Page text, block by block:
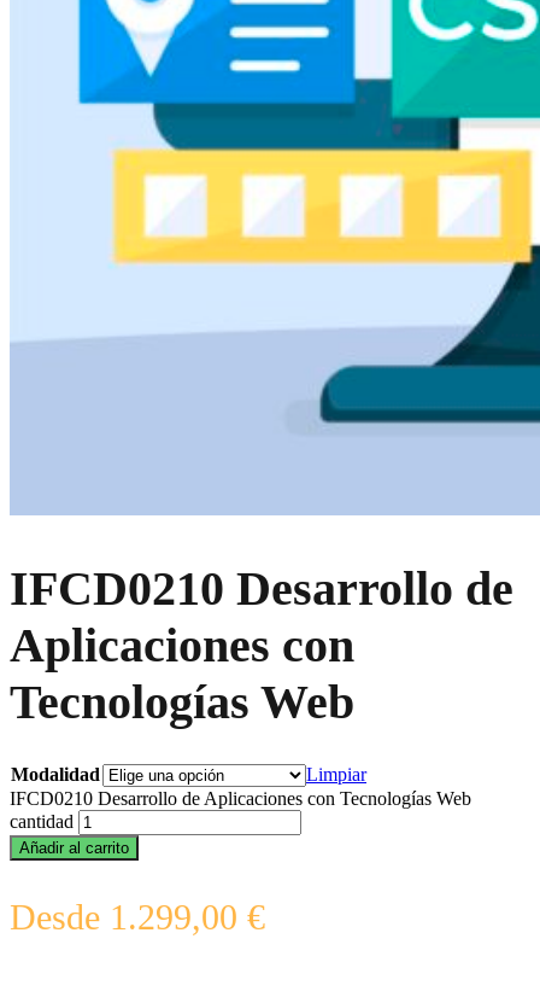
IFCD0210 Desarrollo de
Aplicaciones con
Tecnologías Web
Modalidad
Limpiar
IFCD0210 Desarrollo de Aplicaciones con Tecnologías Web
cantidad
Añadir al carrito
Desde 1.299,00 €